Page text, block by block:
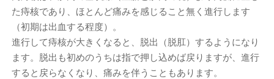
た痔核であり、ほとんど痛みを感じること無く進行します
（初期は出血する程度）。
進行して痔核が大きくなると、脱出（脱肛）するようになり
ます。脱出も初めのうちは指で押し込めば戻りますが、進行
すると戻らなくなり、痛みを伴うこともあります。